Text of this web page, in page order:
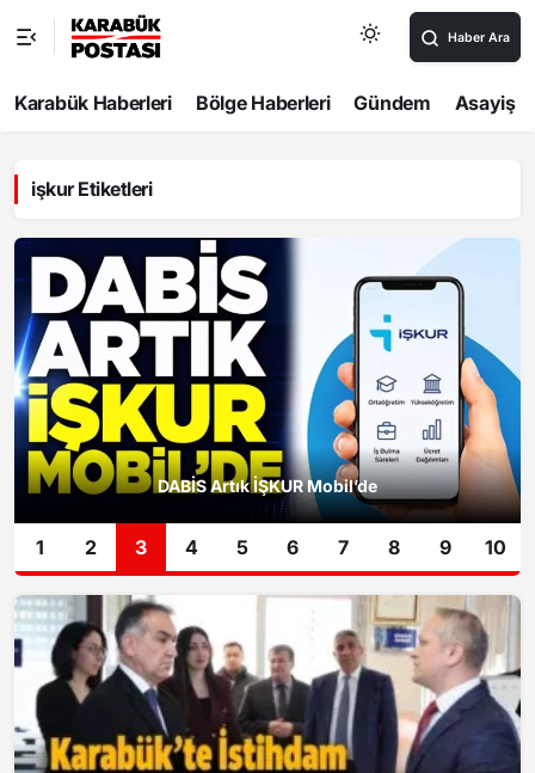
Haber Ara
Karabük Haberleri Bölge Haberleri Gündem Asayiş
işkur Etiketleri
DABİS Artık İŞKUR Mobil’de
1 2 3 4 5 6 7 8 9 10